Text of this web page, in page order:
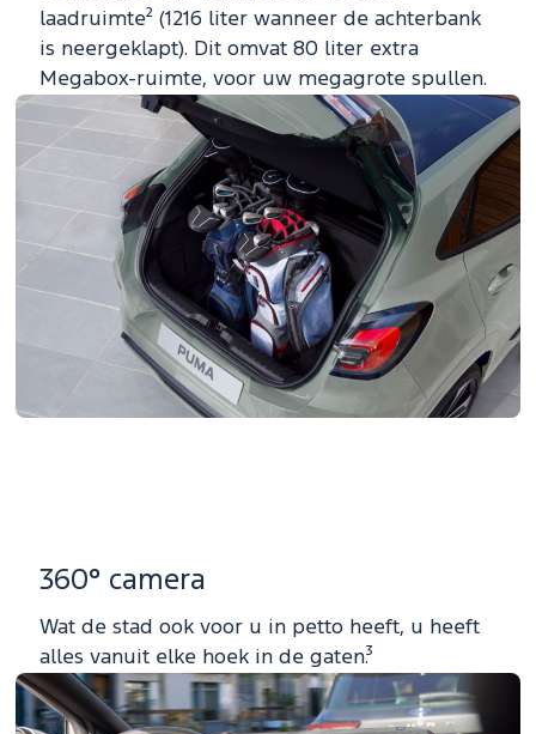
laadruimte² (1216 liter wanneer de achterbank
is neergeklapt). Dit omvat 80 liter extra
Megabox-ruimte, voor uw megagrote spullen.
360° camera
Wat de stad ook voor u in petto heeft, u heeft
alles vanuit elke hoek in de gaten.³